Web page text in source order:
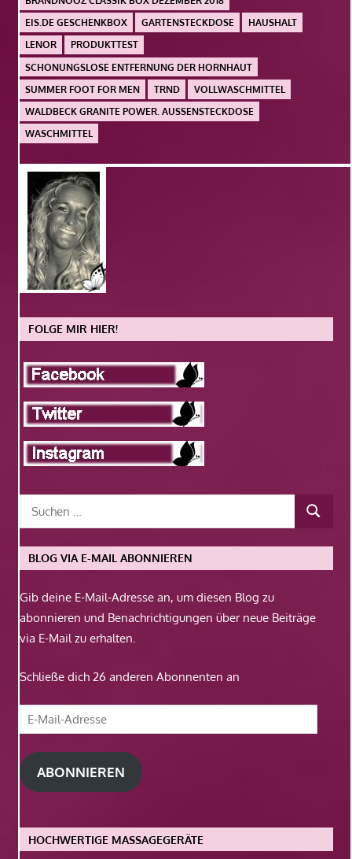
EIS.DE GESCHENKBOX
GARTENSTECKDOSE
HAUSHALT
LENOR
PRODUKTTEST
SCHONUNGSLOSE ENTFERNUNG DER HORNHAUT
SUMMER FOOT FOR MEN
TRND
VOLLWASCHMITTEL
WALDBECK GRANITE POWER. AUSSENSTECKDOSE
WASCHMITTEL
FOLGE MIR HIER!
BLOG VIA E-MAIL ABONNIEREN
Gib deine E-Mail-Adresse an, um diesen Blog zu
abonnieren und Benachrichtigungen über neue Beiträge
via E-Mail zu erhalten.
Schließe dich 26 anderen Abonnenten an
E-
Mail-
Adresse
ABONNIEREN
HOCHWERTIGE MASSAGEGERÄTE